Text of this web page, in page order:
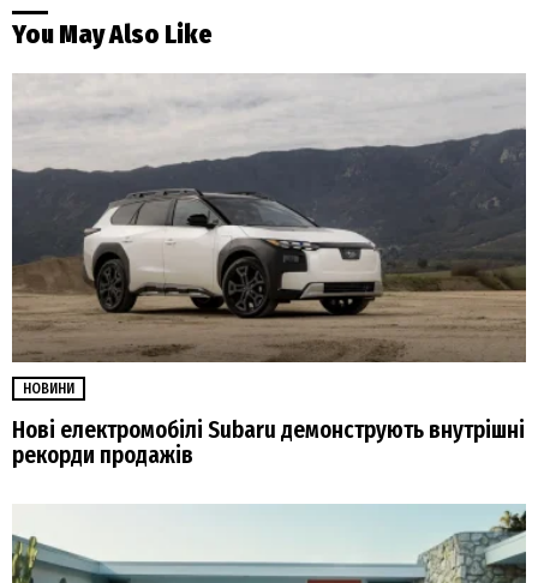
You May Also Like
НОВИНИ
Нові електромобілі Subaru демонструють внутрішні
рекорди продажів